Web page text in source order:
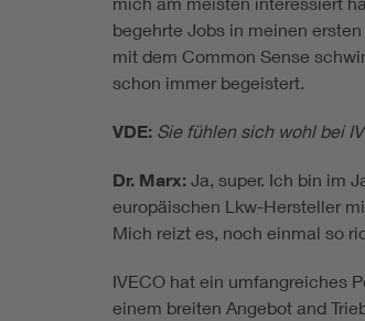
begehrte Jobs in meinen
mit dem Common Sense
schon immer begeistert.
VDE: Sie fühlen sich wohl bei
Dr. Marx: Ja, super. Ich bin im
europäischen Lkw-Hersteller
Mich reizt es, noch einmal so
IVECO hat ein umfangreiches
einem breiten Angebot and